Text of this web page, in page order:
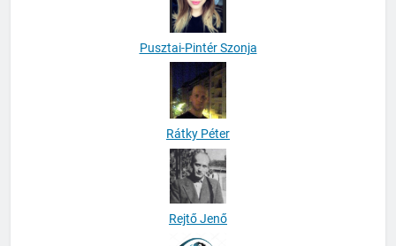
Pusztai-Pintér Szonja
Rátky Péter
Rejtő Jenő